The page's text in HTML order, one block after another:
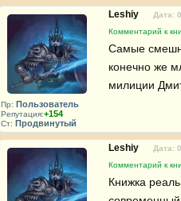
Пр: Пользователь
Репутация:+154
Ст: Продвинутый
Leshiy
Дата:
Комментарий к
Самые
конечно же
милиции
Leshiy
Дата:
Комментарий к
Книжка